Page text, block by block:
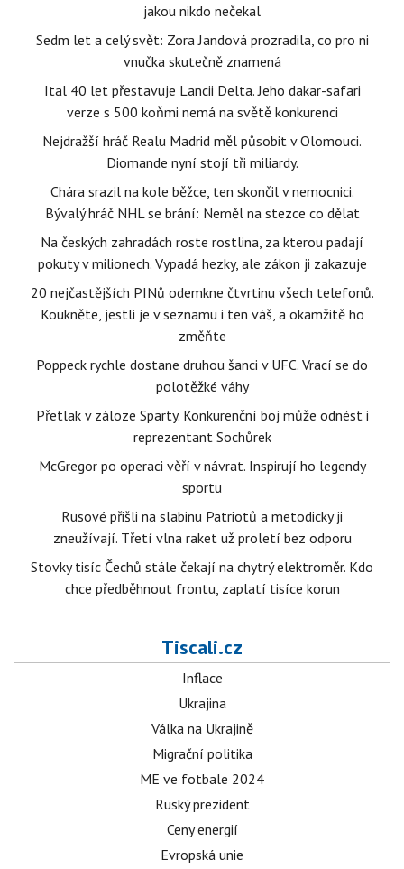
jakou nikdo nečekal
Sedm let a celý svět: Zora Jandová prozradila, co pro ni
vnučka skutečně znamená
Ital 40 let přestavuje Lancii Delta. Jeho dakar-safari
verze s 500 koňmi nemá na světě konkurenci
Nejdražší hráč Realu Madrid měl působit v Olomouci.
Diomande nyní stojí tři miliardy.
Chára srazil na kole běžce, ten skončil v nemocnici.
Bývalý hráč NHL se brání: Neměl na stezce co dělat
Na českých zahradách roste rostlina, za kterou padají
pokuty v milionech. Vypadá hezky, ale zákon ji zakazuje
20 nejčastějších PINů odemkne čtvrtinu všech telefonů.
Koukněte, jestli je v seznamu i ten váš, a okamžitě ho
změňte
Poppeck rychle dostane druhou šanci v UFC. Vrací se do
polotěžké váhy
Přetlak v záloze Sparty. Konkurenční boj může odnést i
reprezentant Sochůrek
McGregor po operaci věří v návrat. Inspirují ho legendy
sportu
Rusové přišli na slabinu Patriotů a metodicky ji
zneužívají. Třetí vlna raket už proletí bez odporu
Stovky tisíc Čechů stále čekají na chytrý elektroměr. Kdo
chce předběhnout frontu, zaplatí tisíce korun
Tiscali.cz
Inflace
Ukrajina
Válka na Ukrajině
Migrační politika
ME ve fotbale 2024
Ruský prezident
Ceny energií
Evropská unie